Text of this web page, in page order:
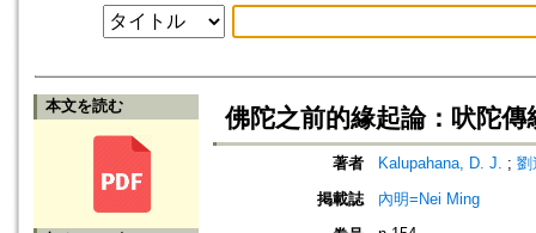
本文を読む 佛陀之前的緣起論：吠陀傳
著者 Kalupahana, D. J. ; 劉
掲載誌
內明=Nei Ming